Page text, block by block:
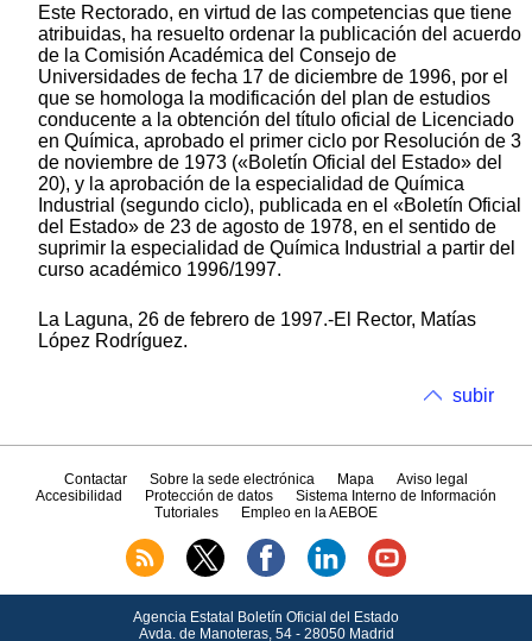
Este Rectorado, en virtud de las competencias que tiene
atribuidas, ha resuelto ordenar la publicación del acuerdo
de la Comisión Académica del Consejo de
Universidades de fecha 17 de diciembre de 1996, por el
que se homologa la modificación del plan de estudios
conducente a la obtención del título oficial de Licenciado
en Química, aprobado el primer ciclo por Resolución de 3
de noviembre de 1973 («Boletín Oficial del Estado» del
20), y la aprobación de la especialidad de Química
Industrial (segundo ciclo), publicada en el «Boletín Oficial
del Estado» de 23 de agosto de 1978, en el sentido de
suprimir la especialidad de Química Industrial a partir del
curso académico 1996/1997.
La Laguna, 26 de febrero de 1997.-El Rector, Matías
López Rodríguez.
subir
Contactar Sobre la sede electrónica Mapa
Aviso legal
Accesibilidad
Protección de datos
Sistema Interno de Información
Tutoriales
Empleo en la AEBOE
Agencia Estatal Boletín Oficial del Estado
Avda. de Manoteras, 54 - 28050 Madrid